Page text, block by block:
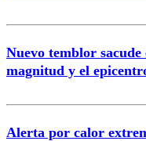
Nuevo temblor
magnitud y el
Alerta por calor